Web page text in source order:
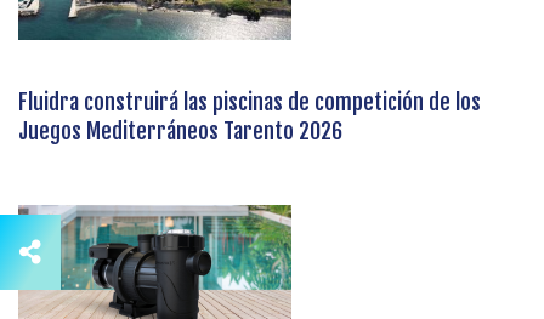
Fluidra construirá las piscinas de competición de los
Juegos Mediterráneos Tarento 2026